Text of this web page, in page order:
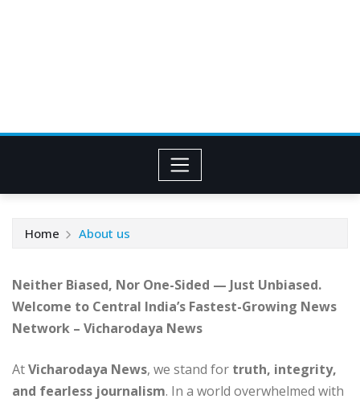
Home About us
Neither Biased, Nor One-Sided — Just Unbiased.
Welcome to Central India’s Fastest-Growing News
Network – Vicharodaya News
AtVicharodaya News, we stand for truth, integrity,
and fearless journalism. In a world overwhelmed with